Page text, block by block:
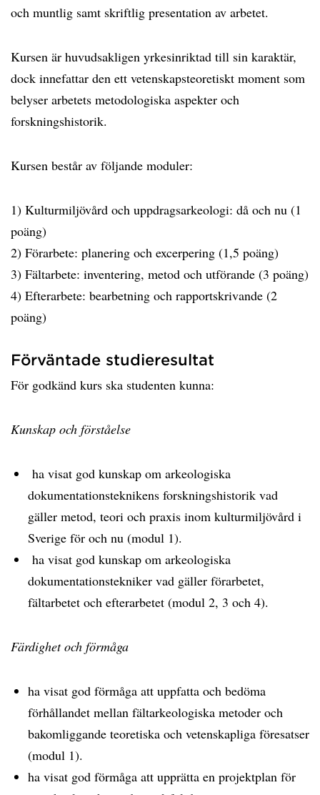
och muntlig samt skriftlig presentation av arbetet.
Kursen är huvudsakligen yrkesinriktad till sin karaktär,
dock innefattar den ett vetenskapsteoretiskt moment som
belyser arbetets metodologiska aspekter och
forskningshistorik.
Kursen består av följande moduler:
1) Kulturmiljövård och uppdragsarkeologi: då och nu (1
poäng)
2) Förarbete: planering och excerpering (1,5 poäng)
3) Fältarbete: inventering, metod och utförande (3 poäng)
4) Efterarbete: bearbetning och rapportskrivande (2
poäng)
Förväntade studieresultat
För godkänd kurs ska studenten kunna:
Kunskap och förståelse
ha visat god kunskap om arkeologiska
dokumentationsteknikens forskningshistorik vad
gäller metod, teori och praxis inom kulturmiljövård i
Sverige för och nu (modul 1).
ha visat god kunskap om arkeologiska
dokumentationstekniker vad gäller förarbetet,
fältarbetet och efterarbetet (modul 2, 3 och 4).
Färdighet och förmåga
ha visat god förmåga att uppfatta och bedöma
förhållandet mellan fältarkeologiska metoder och
bakomliggande teoretiska och vetenskapliga föresatser
(modul 1).
ha visat god förmåga att upprätta en projektplan för